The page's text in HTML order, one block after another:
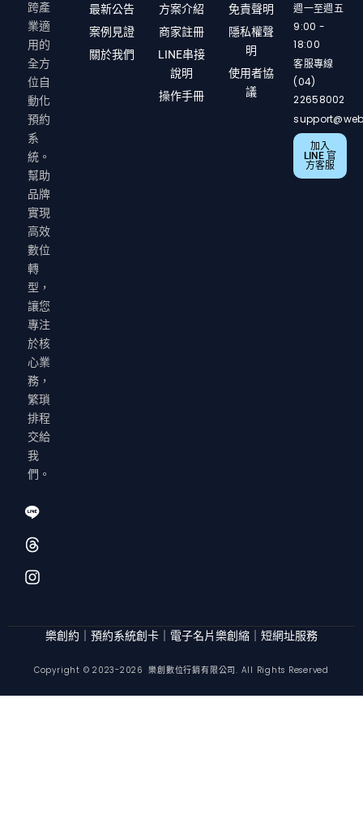
跨產
業適
用的
全方
位自
動化
預約
系
統。
幫助
品牌
實現
高效
數位
轉
型，
讓您
專注
於核
心業
務，
繁瑣
排程
交給
我
們。
I
c
o
f
o
n
l
n
T
h
r
e
a
d
I
n
s
t
a
g
m
最新公告
案例見證
關於我們
方案介紹
商家註冊
LINE串接
說明
操作手冊
免責聲明
隱私權聲
明
使用者協
議
週一至週五
9:00 -
18:00
客服專線
(04)
22658002
加入
LINE 官
方客服
樂創約｜預約系統創卡｜電子名片樂創縮｜短網址服務
Copyright © 2023-2026 樂創數位行銷有限公司. All Rights Reserved